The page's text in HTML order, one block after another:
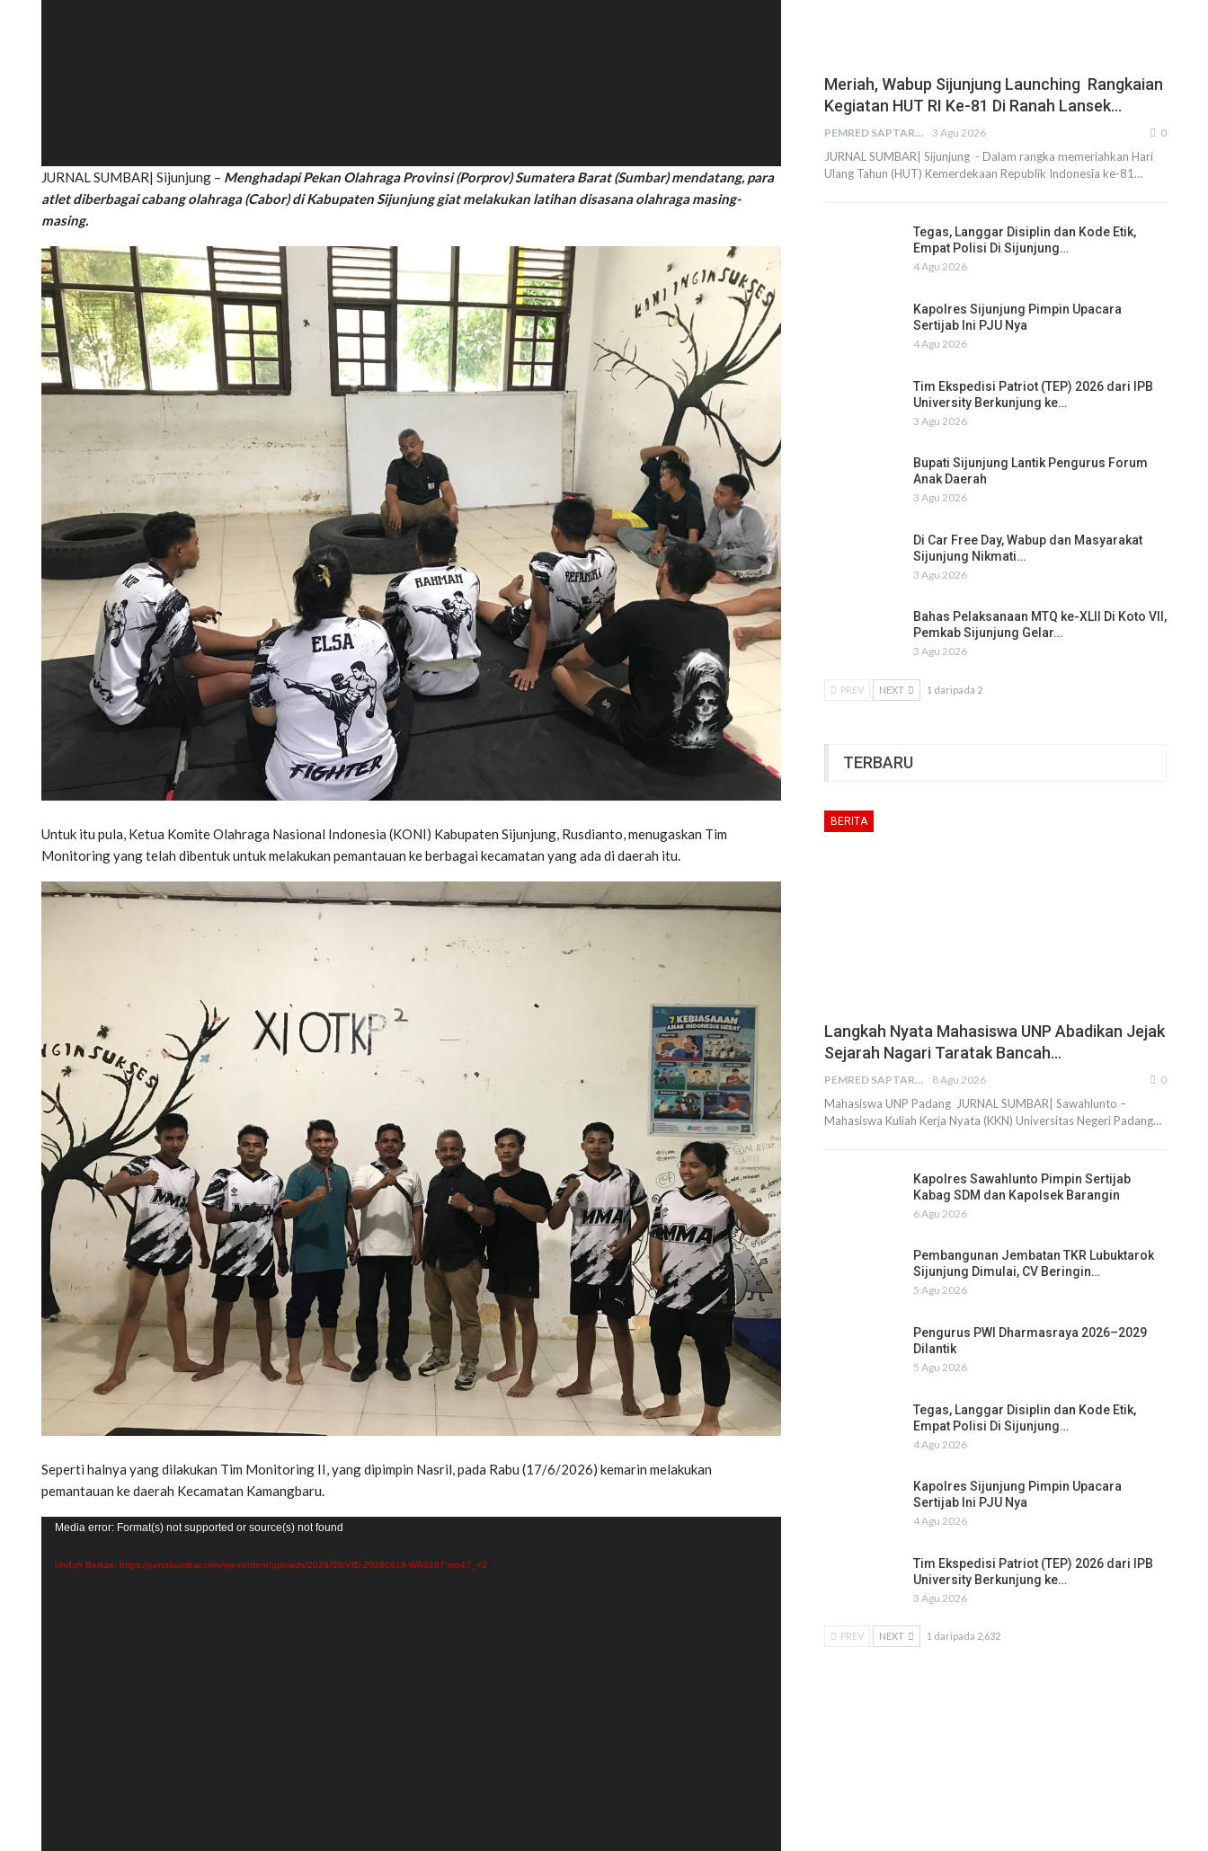
JURNAL SUMBAR| Sijunjung – Menghadapi Pekan Olahraga Provinsi (Porprov) Sumatera Barat (Sumbar) mendatang, para
atlet diberbagai cabang olahraga (Cabor) di Kabupaten Sijunjung giat melakukan latihan disasana olahraga masing-
masing.
Untuk itu pula, Ketua Komite Olahraga Nasional Indonesia (KONI) Kabupaten Sijunjung, Rusdianto, menugaskan Tim
Monitoring yang telah dibentuk untuk melakukan pemantauan ke berbagai kecamatan yang ada di daerah itu.
Seperti halnya yang dilakukan Tim Monitoring II, yang dipimpin Nasril, pada Rabu (17/6/2026) kemarin melakukan
pemantauan ke daerah Kecamatan Kamangbaru.
Pemutar
Media error: Format(s) not supported or source(s) not found
Unduh Berkas: https://jurnalsumbar.com/wp-content/uploads/2026/06/VID-20260619-WA0187.mp4?_=2
Meriah, Wabup Sijunjung Launching Rangkaian
Kegiatan HUT RI Ke-81 Di Ranah Lansek…
PEMRED SAPTARIUS 3 Agu 2026 0
JURNAL SUMBAR| Sijunjung - Dalam rangka memeriahkan Hari
Ulang Tahun (HUT) Kemerdekaan Republik Indonesia ke-81…
Tegas, Langgar Disiplin dan Kode Etik,
Empat Polisi Di Sijunjung…
4 Agu 2026
Kapolres Sijunjung Pimpin Upacara
Sertijab Ini PJU Nya
4 Agu 2026
Tim Ekspedisi Patriot (TEP) 2026 dari IPB
University Berkunjung ke…
3 Agu 2026
Bupati Sijunjung Lantik Pengurus Forum
Anak Daerah
3 Agu 2026
Di Car Free Day, Wabup dan Masyarakat
Sijunjung Nikmati…
3 Agu 2026
Bahas Pelaksanaan MTQ ke-XLII Di Koto VII,
Pemkab Sijunjung Gelar…
3 Agu 2026
PREV NEXT 1 daripada 2
TERBARU
BERITA
Langkah Nyata Mahasiswa UNP Abadikan Jejak
Sejarah Nagari Taratak Bancah…
PEMRED SAPTARIUS 8 Agu 2026 0
Mahasiswa UNP Padang JURNAL SUMBAR| Sawahlunto –
Mahasiswa Kuliah Kerja Nyata (KKN) Universitas Negeri Padang…
Kapolres Sawahlunto Pimpin Sertijab
Kabag SDM dan Kapolsek Barangin
6 Agu 2026
Pembangunan Jembatan TKR Lubuktarok
Sijunjung Dimulai, CV Beringin…
5 Agu 2026
Pengurus PWI Dharmasraya 2026–2029
Dilantik
5 Agu 2026
Tegas, Langgar Disiplin dan Kode Etik,
Empat Polisi Di Sijunjung…
4 Agu 2026
Kapolres Sijunjung Pimpin Upacara
Sertijab Ini PJU Nya
4 Agu 2026
Tim Ekspedisi Patriot (TEP) 2026 dari IPB
University Berkunjung ke…
3 Agu 2026
PREV NEXT 1 daripada 2,632